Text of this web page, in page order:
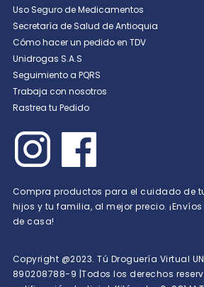
Uso Seguro de Medicamentos
Secretaría de Salud de Antioquia
Cómo hacer un pedido en TDV
Unidrogas S.A.S
Seguimiento a PQRS
Trabaja con nosotros
Rastrea tu Pedido
Compra productos para el cuidado de
hijos y tu familia, al mejor precio.
de casa!
Copyright @2023. Tú Droguería Virtual
890208788-9 |Todos los derechos